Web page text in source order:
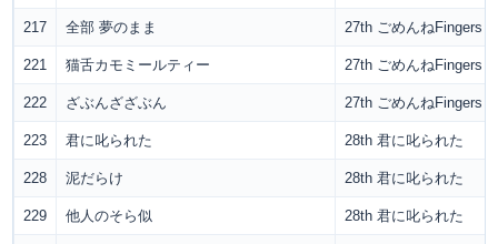
217 全部 夢のまま 27th ごめんねFingers
221 猫舌カモミールティー 27th ごめんねFingers
222 ざぶんざざぶん 27th ごめんねFingers
223 君に叱られた 28th 君に叱られた
228 泥だらけ 28th 君に叱られた
229 他人のそら似 28th 君に叱られた